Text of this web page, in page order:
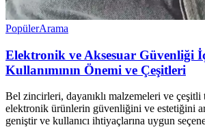
PopülerArama
Elektronik ve Aksesuar Güvenliği
Kullanımının Önemi ve Çeşitleri
Bel zincirleri, dayanıklı malzemeleri ve çeşitli
elektronik ürünlerin güvenliğini ve estetiğini
geniştir ve kullanıcı ihtiyaçlarına uygun